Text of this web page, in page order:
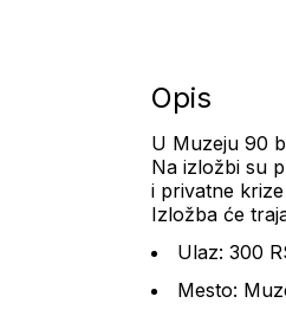
Opis
U Muzeju 90
Na izložbi su
i privatne
Izložba će
Ulaz: 300
Mesto: